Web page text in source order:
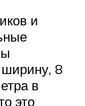
и
ширину, 8
в
это